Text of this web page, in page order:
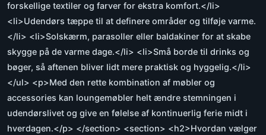
forskellige textiler og farver for ekstra komfort.</li>
<li>Udendørs tæppe til at definere områder og tilføje varme.
</li> <li>Solskærm, parasoller eller baldakiner for at skabe
skygge på de varme dage.</li> <li>Små borde til drinks og
bøger, så aftenen bliver lidt mere praktisk og hyggelig.</li>
</ul> <p>Med den rette kombination af møbler og
accessories kan loungemøbler helt ændre stemningen i
udendørslivet og give en følelse af kontinuerlig ferie midt i
hverdagen.</p> </section> <section> <h2>Hvordan vælger